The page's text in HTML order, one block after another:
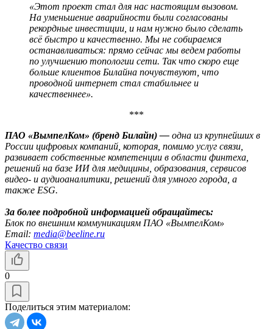
«Этот проект стал для нас настоящим вызовом.
На уменьшение аварийности были согласованы
рекордные инвестиции, и нам нужно было сделать
всё быстро и качественно. Мы не собираемся
останавливаться: прямо сейчас мы ведем работы
по улучшению топологии сети. Так что скоро еще
больше клиентов Билайна почувствуют, что
проводной интернет стал стабильнее и
качественнее».
***
ПАО «ВымпелКом» (бренд Билайн) — одна из крупнейших в
России цифровых компаний, которая, помимо услуг связи,
развивает собственные компетенции в области финтеха,
решений на базе ИИ для медицины, образования, сервисов
видео- и аудиоаналитики, решений для умного города, а
также ESG.
За более подробной информацией обращайтесь:
Блок по внешним коммуникациям ПАО «ВымпелКом»
Email: media@beeline.ru
Качество связи
0
Поделиться этим материалом: